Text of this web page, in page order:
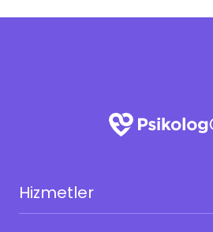
Hizmetler